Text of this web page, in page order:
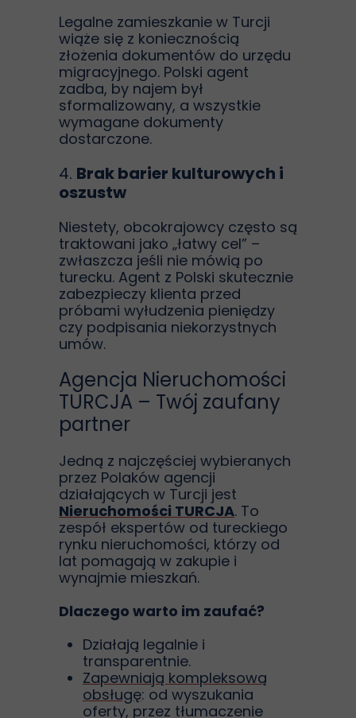
Legalne zamieszkanie w Turcji
wiąże się z koniecznością
złożenia dokumentów do urzędu
migracyjnego. Polski agent
zadba, by najem był
sformalizowany, a wszystkie
wymagane dokumenty
dostarczone.
4. Brak barier kulturowych i
oszustw
Niestety, obcokrajowcy często są
traktowani jako „łatwy cel” –
zwłaszcza jeśli nie mówią po
turecku. Agent z Polski skutecznie
zabezpieczy klienta przed
próbami wyłudzenia pieniędzy
czy podpisania niekorzystnych
umów.
Agencja Nieruchomości
TURCJA – Twój zaufany
partner
Jedną z najczęściej wybieranych
przez Polaków agencji
działających w Turcji jest
Nieruchomości TURCJA. To
zespół ekspertów od tureckiego
rynku nieruchomości, którzy od
lat pomagają w zakupie i
wynajmie mieszkań.
Dlaczego warto im zaufać?
Działają legalnie i
transparentnie.
Zapewniają kompleksową
obsługę: od wyszukania
oferty, przez tłumaczenie